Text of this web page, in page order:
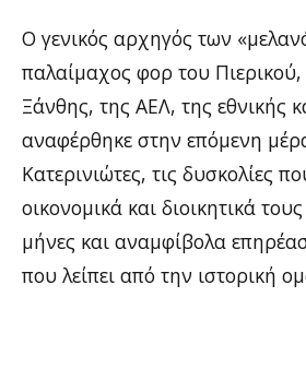
Ο γενικός αρχηγός των
παλαίμαχος φορ του
Ξάνθης, της ΑΕΛ, της εθνικής
αναφέρθηκε στην επόμενη
Κατερινιώτες, τις δυσκολίες
οικονομικά και διοικητικά
μήνες και αναμφίβολα
που λείπει από την ιστορική